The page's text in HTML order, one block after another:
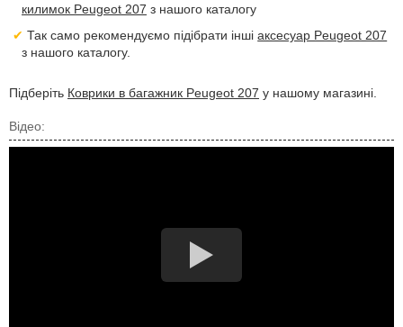
килимок Peugeot 207 з нашого каталогу
Так само рекомендуємо підібрати іншіаксесуар Peugeot 207
з нашого каталогу.
Підберіть Коврики в багажник Peugeot 207 у нашому магазині.
Відео: